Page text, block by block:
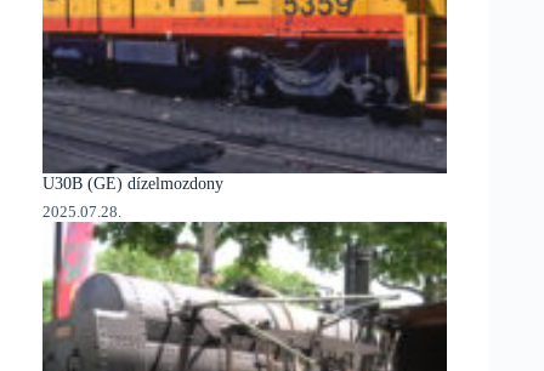
U30B (GE) dízelmozdony
2025.07.28.